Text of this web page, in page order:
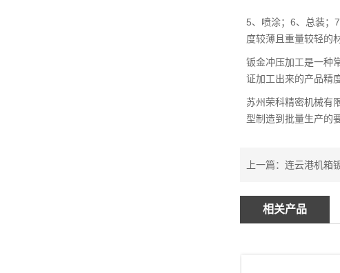
5、喷涂；6、总装；
度较薄且重量较轻的
钣金冲压加工是一种
证加工出来的产品精
苏州荣科精密机械有
型制造到批量生产的
上一篇：连云港机箱
相关产品